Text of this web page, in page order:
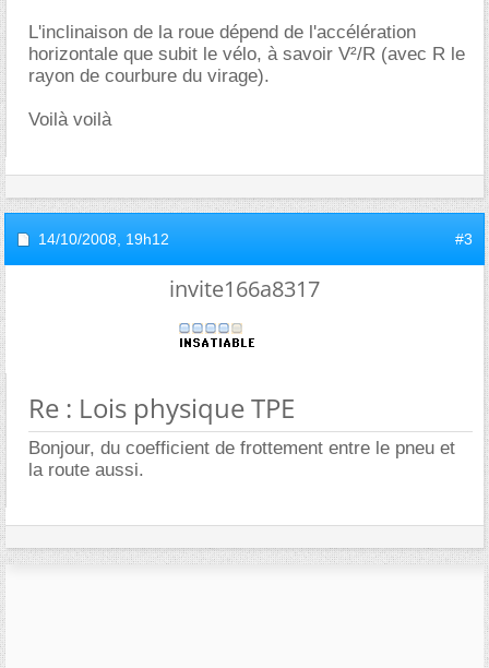
L'inclinaison de la roue dépend de l'accélération
horizontale que subit le vélo, à savoir V²/R (avec R le
rayon de courbure du virage).
Voilà voilà
14/10/2008, 19h12 #3
invite166a8317
Re : Lois physique TPE
Bonjour, du coefficient de frottement entre le pneu et
la route aussi.